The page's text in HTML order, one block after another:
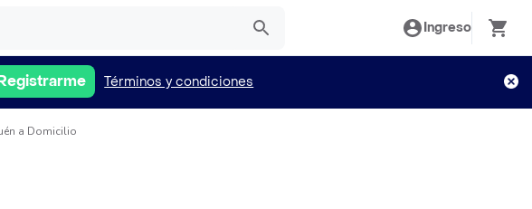
Ingreso
Términos y condiciones
a Domicilio